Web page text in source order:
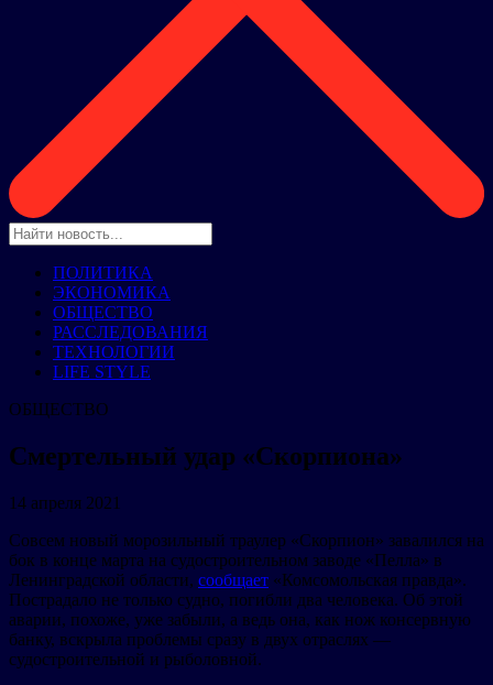
ПОЛИТИКА
ЭКОНОМИКА
ОБЩЕСТВО
РАССЛЕДОВАНИЯ
ТЕХНОЛОГИИ
LIFE STYLE
ОБЩЕСТВО
Смертельный удар «Скорпиона»
14 апреля 2021
Совсем новый морозильный траулер «Скорпион» завалился на
бок в конце марта на судостроительном заводе «Пелла» в
Ленинградской области, сообщает «Комсомольская правда».
Пострадало не только судно, погибли два человека. Об этой
аварии, похоже, уже забыли, а ведь она, как нож консервную
банку, вскрыла проблемы сразу в двух отраслях —
судостроительной и рыболовной.